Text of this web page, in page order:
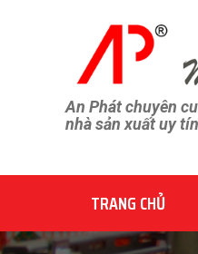
An Phát chuyên
nhà sản xuất uy
TRANG CHỦ